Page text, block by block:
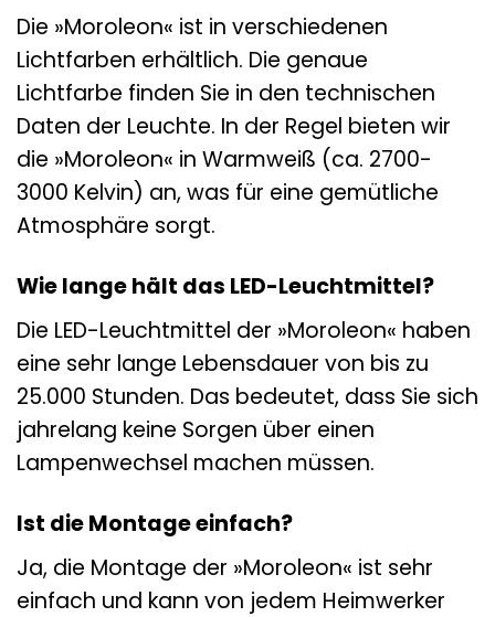
Die »Moroleon« ist in verschiedenen
Lichtfarben erhältlich. Die genaue
Lichtfarbe finden Sie in den technischen
Daten der Leuchte. In der Regel bieten wir
die »Moroleon« in Warmweiß (ca. 2700-
3000 Kelvin) an, was für eine gemütliche
Atmosphäre sorgt.
Wie lange hält das LED-Leuchtmittel?
Die LED-Leuchtmittel der »Moroleon« haben
eine sehr lange Lebensdauer von bis zu
25.000 Stunden. Das bedeutet, dass Sie sich
jahrelang keine Sorgen über einen
Lampenwechsel machen müssen.
Ist die Montage einfach?
Ja, die Montage der »Moroleon« ist sehr
einfach und kann von jedem Heimwerker